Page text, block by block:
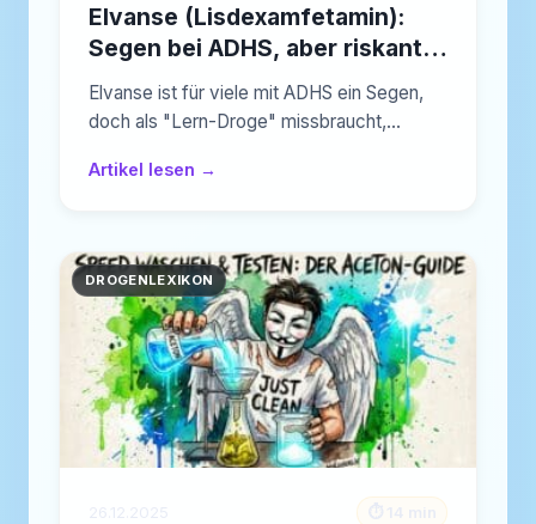
Elvanse (Lisdexamfetamin):
Segen bei ADHS, aber riskant
als Droge
Elvanse ist für viele mit ADHS ein Segen,
doch als "Lern-Droge" missbraucht,…
Artikel lesen →
DROGENLEXIKON